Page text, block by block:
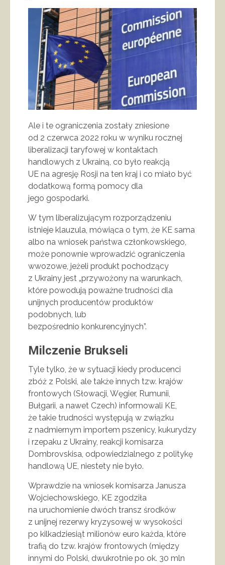
Ale i te ograniczenia zostały zniesione
od 2 czerwca 2022 roku w wyniku rocznej
liberalizacji taryfowej w kontaktach
handlowych z Ukrainą, co było reakcją
UE na agresję Rosji na ten kraj i co miało być
dodatkową formą pomocy dla
jego gospodarki.
W tym liberalizującym rozporządzeniu
istnieje klauzula, mówiąca o tym, że KE sama
albo na wniosek państwa członkowskiego,
może ponownie wprowadzić ograniczenia
wwozowe, jeżeli produkt pochodzący
z Ukrainy jest „przywożony na warunkach,
które powodują poważne trudności dla
unijnych producentów produktów
podobnych, lub
bezpośrednio konkurencyjnych”.
Milczenie Brukseli
Tyle tylko, że w sytuacji kiedy producenci
zbóż z Polski, ale także innych tzw. krajów
frontowych (Słowacji, Węgier, Rumunii,
Bułgarii, a nawet Czech) informowali KE,
że takie trudności występują w związku
z nadmiernym importem pszenicy, kukurydzy
i rzepaku z Ukrainy, reakcji komisarza
Dombrovskisa, odpowiedzialnego z politykę
handlową UE, niestety nie było.
Wprawdzie na wniosek komisarza Janusza
Wojciechowskiego, KE zgodziła
na uruchomienie dwóch transz środków
z unijnej rezerwy kryzysowej w wysokości
po kilkadziesiąt milionów euro każda, które
trafią do tzw. krajów frontowych (między
innymi do Polski, dwukrotnie po ok. 30 mln